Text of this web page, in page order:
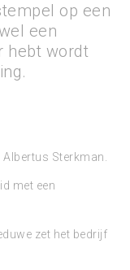
op een
een
hebt wordt
Sterkman.
met een
zet het bedrijf